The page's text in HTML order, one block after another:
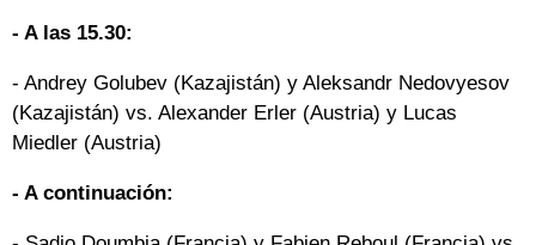
- A las 15.30:
- Andrey Golubev (Kazajistán) y Aleksandr Nedovyesov
(Kazajistán) vs. Alexander Erler (Austria) y Lucas
Miedler (Austria)
- A continuación: